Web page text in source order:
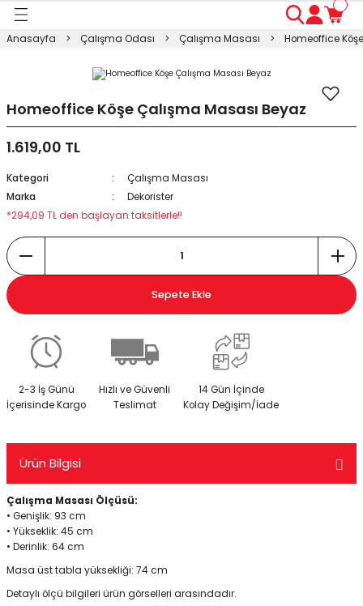
Masası
Dolabı
Anasayfa Çalışma Odası Çalışma Masası Homeoffice
Homeoffice Köşe Çalışma Masası Beyaz
1.619,00 TL
Kategori
Çalışma Masası
Marka
Dekorister
*294,09 TL den başlayan taksitlerle!!
Sepete Ekle
2-3 İş Günü
İçerisinde Kargo
Hızlı ve Güvenli
Teslimat
14 Gün İçinde
Kolay Değişim/İade
Ürün Bilgisi
Çalışma Masası Ölçüsü:
• Genişlik: 93 cm
• Yükseklik: 45 cm
• Derinlik: 64 cm
Masa üst tabla yüksekliği: 74 cm
Detaylı ölçü bilgileri ürün görselleri arasındadır.